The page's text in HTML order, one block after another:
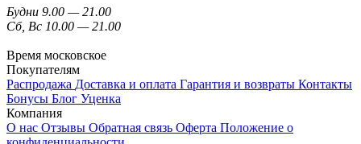
Будни 9.00 — 21.00
Сб, Вс 10.00 — 21.00
Время московское
Покупателям
Распродажа Доставка и оплата Гарантия и возвраты Контакты
Бонусы Блог Уценка
Компания
О нас Отзывы Обратная связь Оферта Положение о